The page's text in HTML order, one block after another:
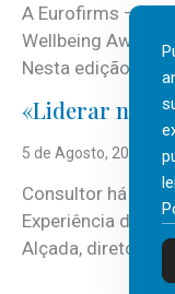
A Eurofirms –
Wellbeing
Nesta edição, a
«Liderar não
5 de Agosto, 2026
Consultor há mais
Experiência do
Alçada, diretor